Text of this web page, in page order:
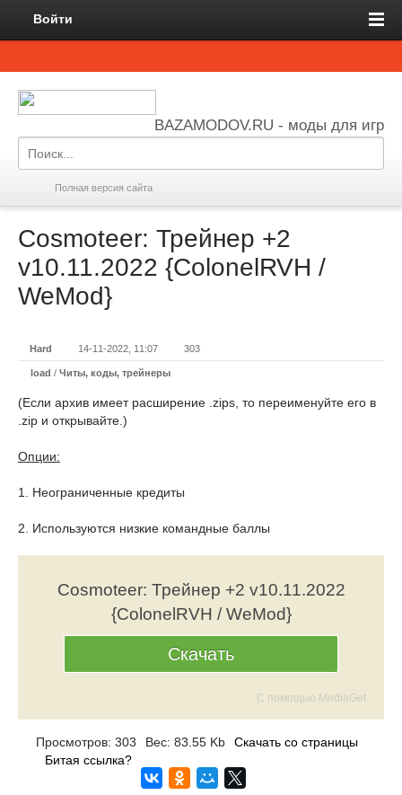
Войти
BAZAMODOV.RU - моды для игр
Полная версия сайта
Cosmoteer: Трейнер +2
v10.11.2022 {ColonelRVH /
WeMod}
Hard 14-11-2022, 11:07 303
load / Читы, коды, трейнеры
(Если архив имеет расширение .zips, то переименуйте его в
.zip и открывайте.)
Опции:
1. Неограниченные кредиты
2. Используются низкие командные баллы
Cosmoteer: Трейнер +2 v10.11.2022
{ColonelRVH / WeMod}
Скачать
С помощью MediaGet
Просмотров: 303 Вес: 83.55 Kb
Скачать со страницы
Битая ссылка?